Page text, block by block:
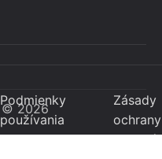
Podmienky
používania
Zásady
ochrany
© 2026